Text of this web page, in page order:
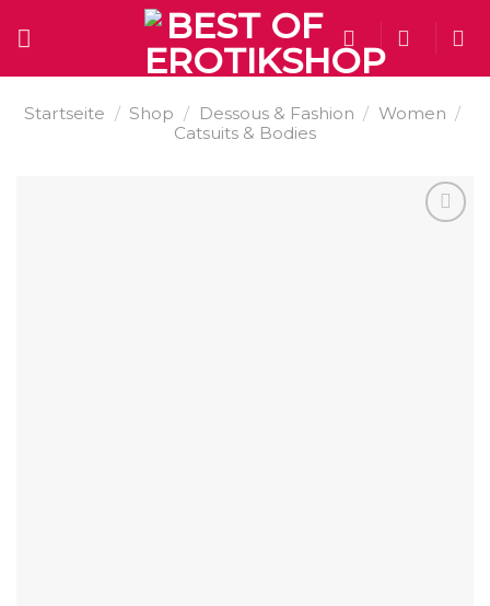
Startseite / Shop / Dessous & Fashion / Women /
Catsuits & Bodies